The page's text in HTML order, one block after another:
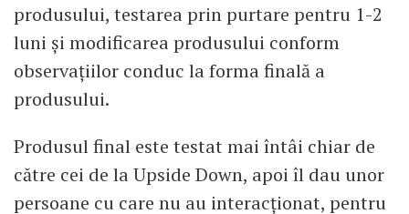
produsului, testarea prin purtare pentru 1-2
luni și modificarea produsului conform
observațiilor conduc la forma finală a
produsului.
Produsul final este testat mai întâi chiar de
către cei de la Upside Down, apoi îl dau unor
persoane cu care nu au interacționat, pentru